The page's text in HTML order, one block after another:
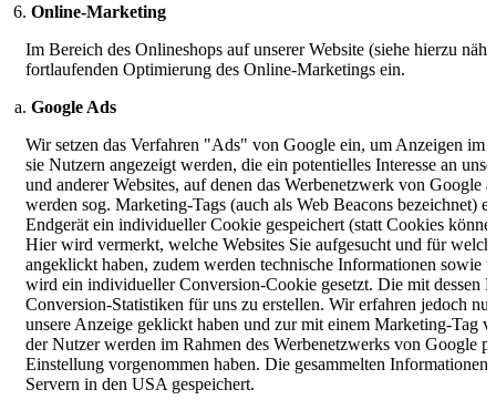
Online-Marketing
Im Bereich des Onlineshops auf unserer Website (siehe hierzu
fortlaufenden Optimierung des Online-Marketings ein.
Google Ads
Wir setzen das Verfahren "Ads" von Google ein, um Anzeigen im
sie Nutzern angezeigt werden, die ein potentielles Interesse an
und anderer Websites, auf denen das Werbenetzwerk von Google
werden sog. Marketing-Tags (auch als Web Beacons bezeichnet)
Endgerät ein individueller Cookie gespeichert (statt Cookies
Hier wird vermerkt, welche Websites Sie aufgesucht und für
angeklickt haben, zudem werden technische Informationen sowie
wird ein individueller Conversion-Cookie gesetzt. Die mit dessen
Conversion-Statistiken für uns zu erstellen. Wir erfahren jedoch
unsere Anzeige geklickt haben und zur mit einem Marketing-Tag
der Nutzer werden im Rahmen des Werbenetzwerks von Google
Einstellung vorgenommen haben. Die gesammelten
Servern in den USA gespeichert.